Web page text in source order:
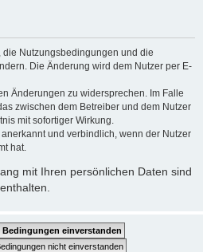
die Nutzungsbedingungen und die
Die Änderung wird dem Nutzer per E-
Änderungen zu widersprechen. Im Falle
zwischen dem Betreiber und dem Nutzer
mit sofortiger Wirkung.
und verbindlich, wenn der Nutzer
hat.
mit Ihren persönlichen Daten sind